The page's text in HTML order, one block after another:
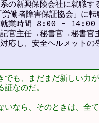
系の新興保険会社に就
働者障害保証協会」に転
就業時間 8:00 - 14:00
主任→秘書官→秘書官
応し、安全ヘルメットの
も、まだまだ新しい力が
なのだ。
なら、そのときは、全て